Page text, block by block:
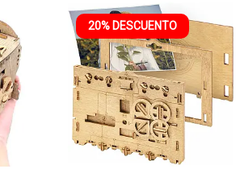
20% DESCUENTO